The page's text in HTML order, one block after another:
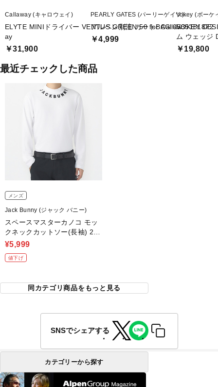
Callaway (キャロウェイ)
ELYTE MINIドライバー VENTUS GREEN 50 for Callaw
ay
￥31,900
PEARLY GATES (パーリーゲイツ)
アルペン別注 カートBAG 0535181872
￥4,999
Vokey (ボーケ
VOKEY
ム ウェッジ
￥19,800
最近チェックした商品
メンズ
Jack Bunny (ジャック バニー)
スペースマスターカノコ モッ
クネックカットソー(長袖) 262
4266823
¥5,999
値下げ
同カテゴリ商品をもっと見る
SNSでシェアする
カテゴリーから探す